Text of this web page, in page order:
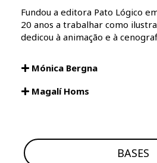
Fundou a editora Pato Lógico
20 anos a trabalhar como
dedicou à animação e à
Mónica Bergna
Magalí Homs
BASES